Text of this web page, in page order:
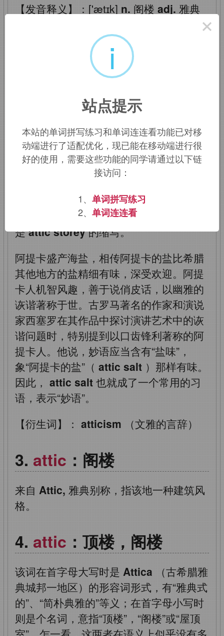
【发音释义】：['ætɪk] n. 阁楼 adj. 雅典
【词源解释】：attic←希腊语
卡，希腊地名）的形容词，而阿提卡就是
的是它的柱子的独特风格，既典雅，又恢
宏。这种雅典特有的风格就是attic（阿
提卡式）。古代雅典人喜欢在房屋正面的
一层装饰性矮墙，这一层被称为“
”（阿提卡层）。阁楼
是attic storey的缩写。
阿提卡盛产海盐，相传阿提卡的盐比希腊
其他地方的盐精细有味，深受欢迎。阿提
卡人机智风趣，善于说俏皮话，以幽雅的
诙谐著称于世。古罗马著名的作家和演说
家西塞罗在其作品中探讨演讲艺术中的诙
谐问题时，特别提到以口齿锋利著称的阿
提卡人。他说，妙语应当含有“盐味”，
象“阿提卡的盐”（ attic salt ）那样有味。
因此， attic salt 也就成了一个常用的习
语，表示“妙语”。
【衍生词】： atticism （文雅的言辞）
attic ：阁楼
来自 Attic, 雅典别称，指该地一种建筑风
格。
attic ：顶楼，阁楼
该词在首字母大写时是 Attica （古希腊雅
典城邦一地区）的形容词形式，有“雅典式
的”、“简朴典雅的”等义；在首字母小写时
则是个名词，意指“顶楼”，“阁楼”或“屋顶
×
i
站点提示
本站的单词拼写练习和单词连连看功能已对移
动端进行了适配优化，现已能在移动端进行很
好的使用，需要这些功能的同学请通过以下链
接访问：
1、 单词拼写练习
2、 单词连连看